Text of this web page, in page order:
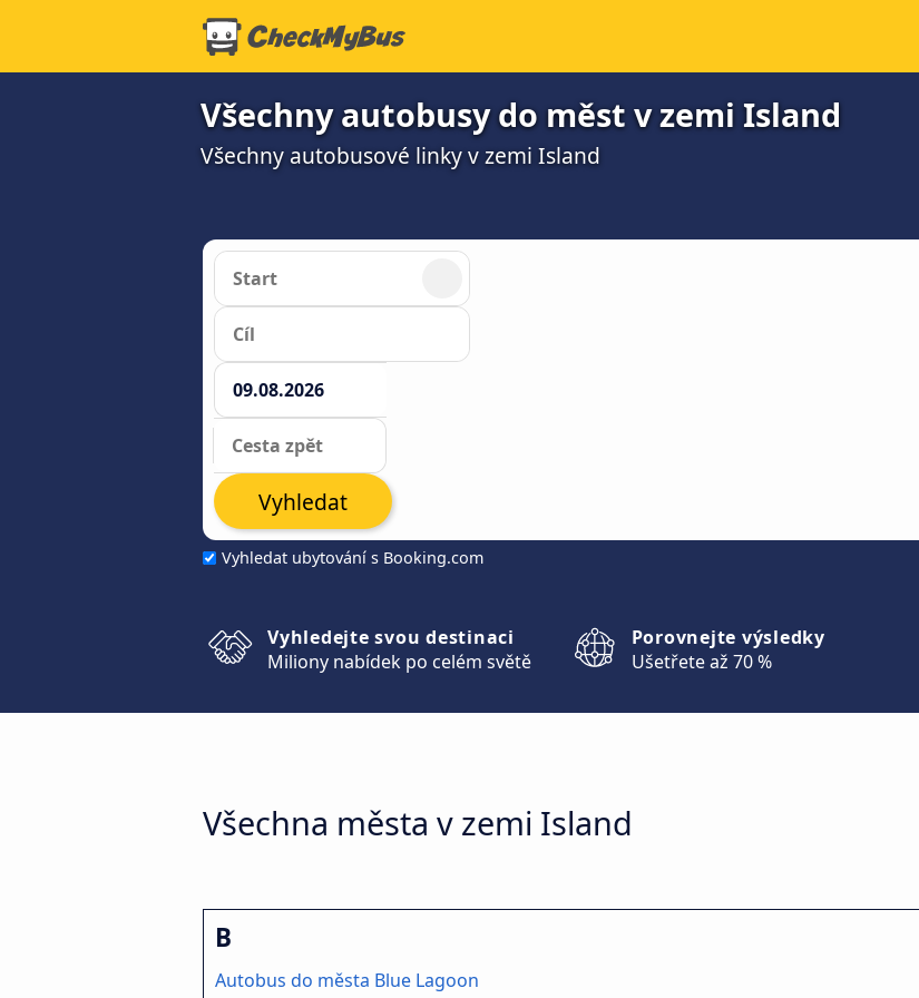
Všechny autobusy do měst v zemi Island
Všechny autobusové linky v zemi Island
Vyhledat ubytování s Booking.com
Vyhledat
Vyhledejte svou destinaci
Miliony nabídek po celém světě
Porovnejte výsledky
Ušetřete až 70 %
Všechna města v zemi Island
B
Autobus do města Blue Lagoon